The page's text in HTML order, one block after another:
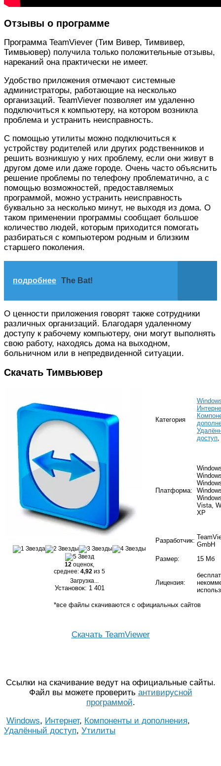
Отзывы о программе
Программа TeamViever (Тим Вивер, Тимвивер,
Тимвьювер) получила только положительные отзывы,
нареканий она практически не имеет.
Удобство приложения отмечают системные
администраторы, работающие на несколько
организаций. TeamViever позволяет им удаленно
подключиться к компьютеру, на котором возникла
проблема и устранить неисправность.
С помощью утилиты можно подключиться к
устройству родителей или других родственников и
решить возникшую у них проблему, если они живут в
другом доме или даже городе. Очень часто объяснить
решение проблемы по телефону проблематично, а с
помощью возможностей, предоставляемых
программой, можно устранить неисправность
буквально за несколько минут, не выходя из дома. О
таком применении программы сообщает большое
количество людей, которым приходится помогать
разбираться с компьютером родным и близким
старшего поколения.
подробнее The Bat!
О ценности приложения говорят также сотрудники
различных организаций. Благодаря удаленному
доступу к рабочему компьютеру, они могут выполнять
свою работу, находясь дома на выходном,
больничном или в непредвиденной ситуации.
Скачать Тимвьювер
12 оценок,
среднее: 4,92 из 5
Загрузка...
Установок: 1 401
Категория
доступ,
Платформа:
Vista,
XP
Разработчик:
GmbH
Размер:
15 Мб
Лицензия:
*все файлы скачиваются с официальных сайтов
Скачать TeamViewer
Ссылки на скачивание ведут на официальные сайты.
Файл вы можете проверить антивирусной
программой.
Windows, Интернет, Компоненты и дополнения,
Удалённый доступ, Утилиты